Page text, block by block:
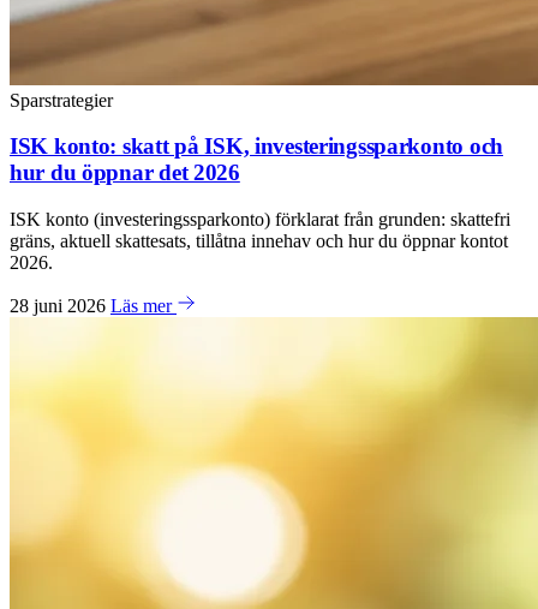
Sparstrategier
ISK konto: skatt på ISK, investeringssparkonto och
hur du öppnar det 2026
ISK konto (investeringssparkonto) förklarat från grunden: skattefri
gräns, aktuell skattesats, tillåtna innehav och hur du öppnar kontot
2026.
28 juni 2026 Läs mer